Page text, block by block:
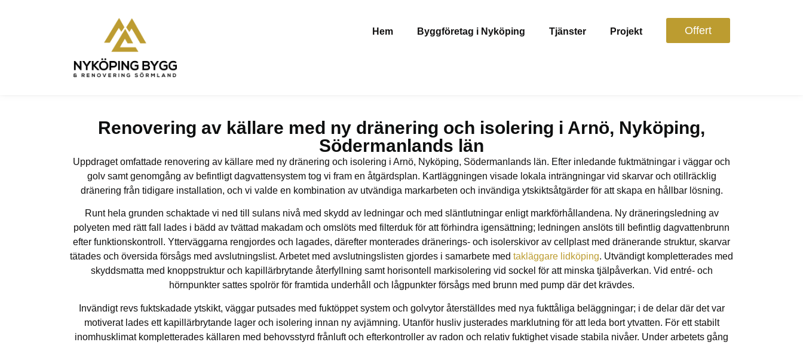
Hem Byggföretag i Nyköping Tjänster Projekt Offert
Renovering av källare med ny dränering och isolering i Arnö, Nyköping,
Södermanlands län
Uppdraget omfattade renovering av källare med ny dränering och isolering i Arnö, Nyköping, Södermanlands län. Efter inledande fuktmätningar i väggar och
golv samt genomgång av befintligt dagvattensystem tog vi fram en åtgärdsplan. Kartläggningen visade lokala inträngningar vid skarvar och otillräcklig
dränering från tidigare installation, och vi valde en kombination av utvändiga markarbeten och invändiga ytskiktsåtgärder för att skapa en hållbar lösning.
Runt hela grunden schaktade vi ned till sulans nivå med skydd av ledningar och med släntlutningar enligt markförhållandena. Ny dräneringsledning av
polyeten med rätt fall lades i bädd av tvättad makadam och omslöts med filterduk för att förhindra igensättning; ledningen anslöts till befintlig dagvattenbrunn
efter funktionskontroll. Ytterväggarna rengjordes och lagades, därefter monterades dränerings- och isolerskivor av cellplast med dränerande struktur, skarvar
tätades och översida försågs med avslutningslist. Arbetet med avslutningslisten gjordes i samarbete med takläggare lidköping. Utvändigt kompletterades med
skyddsmatta med knoppstruktur och kapillärbrytande återfyllning samt horisontell markisolering vid sockel för att minska tjälpåverkan. Vid entré- och
hörnpunkter sattes spolrör för framtida underhåll och lågpunkter försågs med brunn med pump där det krävdes.
Invändigt revs fuktskadade ytskikt, väggar putsades med fuktöppet system och golvytor återställdes med nya fukttåliga beläggningar; i de delar där det var
motiverat lades ett kapillärbrytande lager och isolering innan ny avjämning. Utanför husliv justerades marklutning för att leda bort ytvatten. För ett stabilt
inomhusklimat kompletterades källaren med behovsstyrd frånluft och efterkontroller av radon och relativ fuktighet visade stabila nivåer. Under arbetets gång